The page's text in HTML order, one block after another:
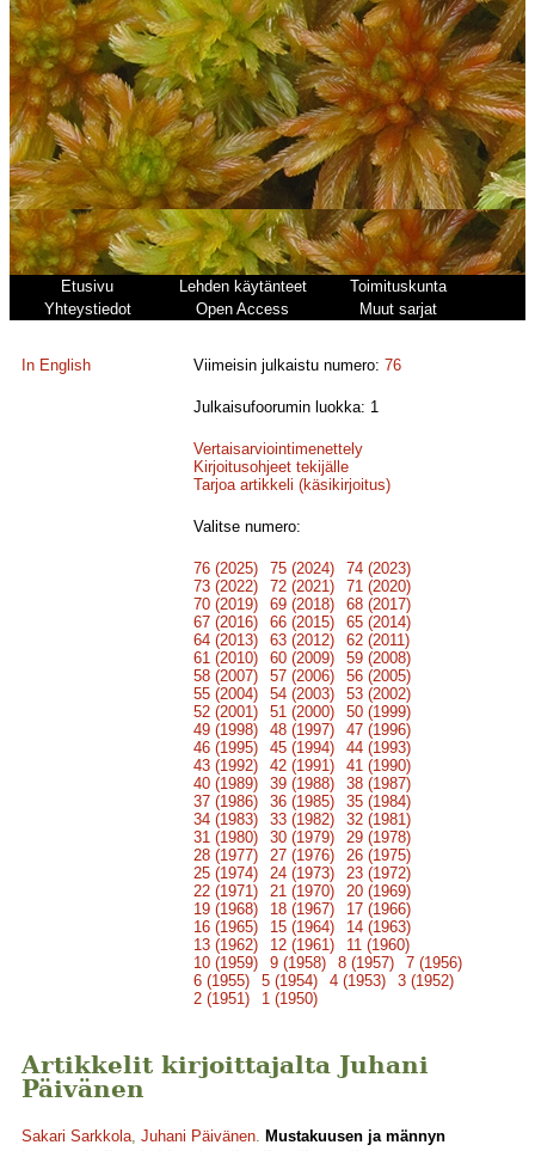
Etusivu Lehden käytänteet
Toimituskunta
Yhteystiedot
Open Access Muut sarjat
In English Viimeisin julkaistu numero:76
Julkaisufoorumin luokka: 1
Vertaisarviointimenettely
Kirjoitusohjeet tekijälle
Tarjoa artikkeli (käsikirjoitus)
Valitse numero:
76 (2025) 75 (2024)
74 (2023)
73 (2022)
72 (2021)
71 (2020)
70 (2019)
69 (2018)
68 (2017)
67 (2016)
66 (2015)
65 (2014)
64 (2013)
63 (2012)
62 (2011)
61 (2010)
60 (2009)
59 (2008)
58 (2007)
57 (2006)
56 (2005)
55 (2004)
54 (2003)
53 (2002)
52 (2001)
51 (2000)
50 (1999)
49 (1998)
48 (1997)
47 (1996)
46 (1995)
45 (1994)
44 (1993)
43 (1992)
42 (1991)
41 (1990)
40 (1989)
39 (1988)
38 (1987)
37 (1986)
36 (1985)
35 (1984)
34 (1983)
33 (1982)
32 (1981)
31 (1980)
30 (1979)
29 (1978)
28 (1977)
27 (1976)
26 (1975)
25 (1974)
24 (1973)
23 (1972)
22 (1971)
21 (1970)
20 (1969)
19 (1968)
18 (1967)
17 (1966)
16 (1965)
15 (1964)
14 (1963)
13 (1962)
12 (1961)
11 (1960)
10 (1959)
9 (1958) 8 (1957)
7 (1956)
6 (1955)
5 (1954) 4 (1953)
3 (1952)
2 (1951)
1 (1950)
Artikkelit kirjoittajalta Juhani
Päivänen
Sakari Sarkkola, Juhani Päivänen. Mustakuusen ja männyn